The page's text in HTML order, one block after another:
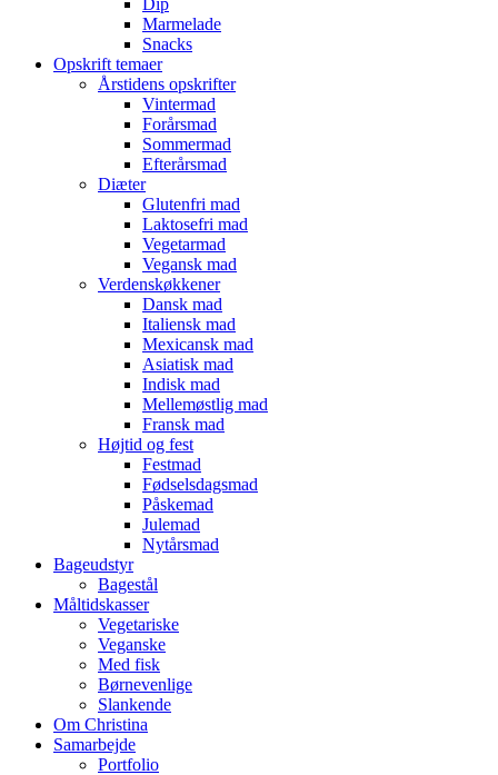
Dip
Marmelade
Snacks
Opskrift temaer
Årstidens opskrifter
Vintermad
Forårsmad
Sommermad
Efterårsmad
Diæter
Glutenfri mad
Laktosefri mad
Vegetarmad
Vegansk mad
Verdenskøkkener
Dansk mad
Italiensk mad
Mexicansk mad
Asiatisk mad
Indisk mad
Mellemøstlig mad
Fransk mad
Højtid og fest
Festmad
Fødselsdagsmad
Påskemad
Julemad
Nytårsmad
Bageudstyr
Bagestål
Måltidskasser
Vegetariske
Veganske
Med fisk
Børnevenlige
Slankende
Om Christina
Samarbejde
Portfolio